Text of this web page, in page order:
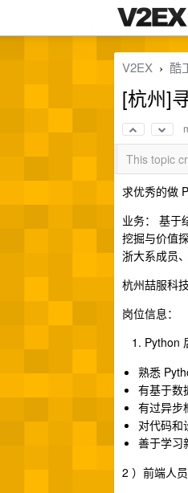
V2EX › 酷
[杭州]
This topic
求优秀的做
业务： 基于
挖掘与价值
浙大系成员
杭州喆服科技
岗位信息：
Python
熟悉
有基于数
有过异步
对代码和
善于学习
2 ）前端人